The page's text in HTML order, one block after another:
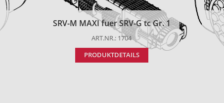
SRV-M MAXI fuer SRV-G tc Gr. 1
ART.NR.: 1704
PRODUKTDETAILS